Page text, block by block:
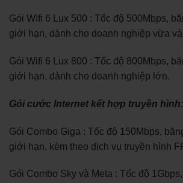
Gói WIfi 6 Lux 500 : Tốc độ 500Mbps,
giới hạn, dành cho doanh nghiệp vừa
Gói Wifi 6 Lux 800 : Tốc độ 800Mbps,
giới hạn, dành cho doanh nghiệp lớn.
Gói cước Internet kết hợp truyền hình:
Gói Combo Giga : Tốc độ 150Mbps,
giới hạn, kèm theo dịch vụ truyền hình
Gói Combo Sky và Meta : Tốc độ